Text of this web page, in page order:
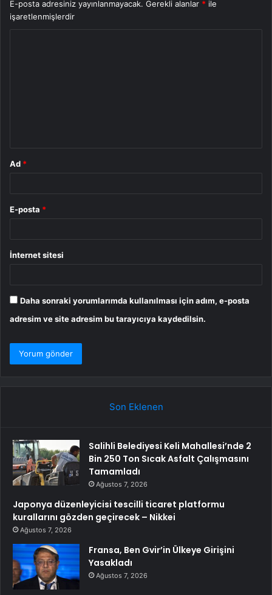
E-posta adresiniz yayınlanmayacak. Gerekli alanlar * ile
işaretlenmişlerdir
Ad *
E-posta *
İnternet sitesi
Daha sonraki yorumlarımda kullanılması için adım, e-posta
adresim ve site adresim bu tarayıcıya kaydedilsin.
Son Eklenen
Salihli Belediyesi Keli Mahallesi’nde 2
Bin 250 Ton Sıcak Asfalt Çalışmasını
Tamamladı
Ağustos 7, 2026
Japonya düzenleyicisi tescilli ticaret platformu
kurallarını gözden geçirecek – Nikkei
Ağustos 7, 2026
Fransa, Ben Gvir’in Ülkeye Girişini
Yasakladı
Ağustos 7, 2026